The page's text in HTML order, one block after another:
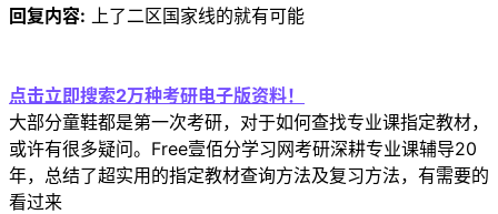
回复内容: 上了二区国家线的就有可能
点击立即搜索2万种考研电子版资料！
大部分童鞋都是第一次考研，对于如何查找专业课指定教材，
或许有很多疑问。Free壹佰分学习网考研深耕专业课辅导20
年，总结了超实用的指定教材查询方法及复习方法，有需要的
看过来